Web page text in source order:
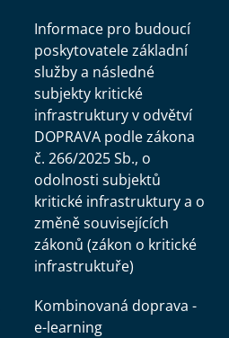
Informace pro budoucí
poskytovatele základní
služby a následné
subjekty kritické
infrastruktury v odvětví
DOPRAVA podle zákona
č. 266/2025 Sb., o
odolnosti subjektů
kritické infrastruktury a o
změně souvisejících
zákonů (zákon o kritické
infrastruktuře)
Kombinovaná doprava -
e-learning